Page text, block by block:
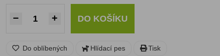
DO KOŠÍKU
Do oblíbených Hlídací pes Tisk